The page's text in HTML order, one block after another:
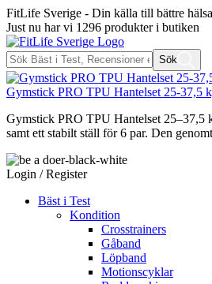
FitLife Sverige - Din källa till bättre hälsa
Just nu har vi 1296 produkter i butiken
Sök
Gymstick PRO TPU Hantelset 25-37,5
Gymstick PRO TPU Hantelset 25–37,5
samt ett stabilt ställ för 6 par. Den
Login / Register
Bäst i Test
Kondition
Crosstrainers
Gåband
Löpband
Motionscyklar